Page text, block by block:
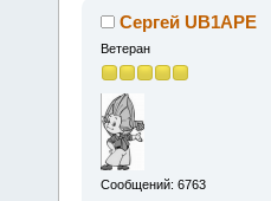
Сергей UB1APE
Ветеран
Сообщений: 6763